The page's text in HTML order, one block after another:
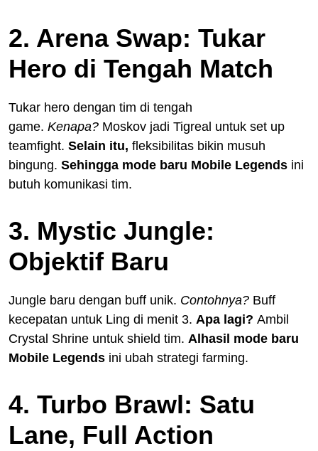
2. Arena Swap: Tukar
Hero di Tengah Match
Tukar hero dengan tim di tengah
game. Kenapa? Moskov jadi Tigreal untuk set up
teamfight. Selain itu, fleksibilitas bikin musuh
bingung. Sehingga mode baru Mobile Legends ini
butuh komunikasi tim.
3. Mystic Jungle:
Objektif Baru
Jungle baru dengan buff unik. Contohnya? Buff
kecepatan untuk Ling di menit 3. Apa lagi? Ambil
Crystal Shrine untuk shield tim. Alhasil mode baru
Mobile Legends ini ubah strategi farming.
4. Turbo Brawl: Satu
Lane, Full Action